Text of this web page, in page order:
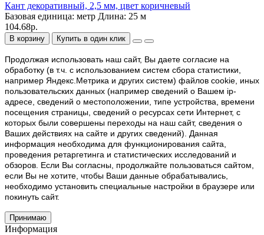
Кант декоративный, 2,5 мм, цвет коричневый
Базовая единица: метр Длина: 25 м
104.68р.
В корзину Купить в один клик
Продолжая использовать наш cайт, Вы даете согласие на
обработку (в т.ч. с использованием систем сбора статистики,
например Яндекс.Метрика и других систем) файлов cookie, иных
пользовательских данных (например сведений о Вашем ip-
адресе, сведений о местоположении, типе устройства, времени
посещения страницы, сведений о ресурсах сети Интернет, с
которых были совершены переходы на наш сайт, сведения о
Ваших действиях на сайте и других сведений). Данная
информация необходима для функционирования сайта,
проведения ретаргетинга и статистических исследований и
обзоров. Если Вы согласны, продолжайте пользоваться сайтом,
если Вы не хотите, чтобы Ваши данные обрабатывались,
необходимо установить специальные настройки в браузере или
покинуть сайт.
Принимаю
Информация